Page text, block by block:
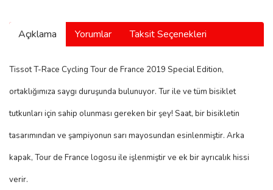
Açıklama Yorumlar Taksit Seçenekleri
Tissot T-Race Cycling Tour de France 2019 Special Edition,
ortaklığımıza saygı duruşunda bulunuyor. Tur ile ve tüm bisiklet
tutkunları için sahip olunması gereken bir şey! Saat, bir bisikletin
tasarımından ve şampiyonun sarı mayosundan esinlenmiştir. Arka
kapak, Tour de France logosu ile işlenmiştir ve ek bir ayrıcalık hissi
verir.